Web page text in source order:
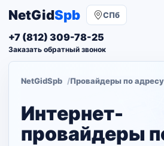
NetGidSpb СПб
+7 (812) 309-78-25
Заказать обратный звонок
NetGidSpb Провайдеры по адресу
Интернет-
провайдеры